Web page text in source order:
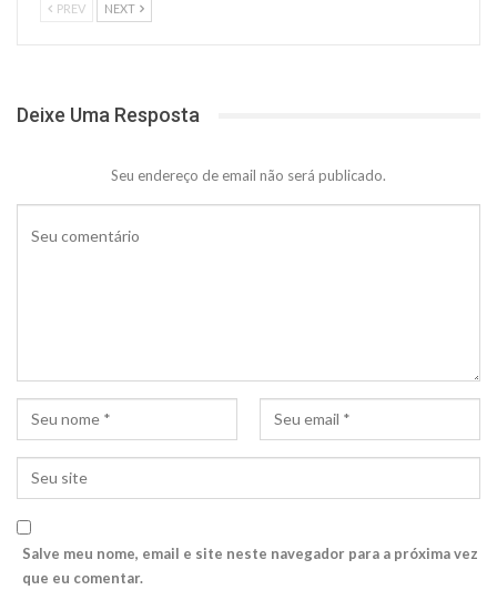
PREV NEXT
Deixe Uma Resposta
Seu endereço de email não será publicado.
Salve meu nome, email e site neste navegador para a próxima vez
que eu comentar.